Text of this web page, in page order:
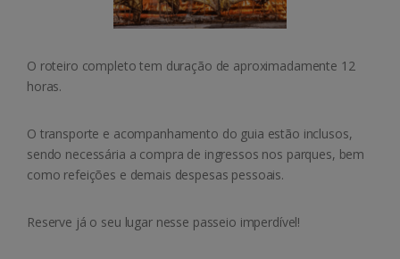
O roteiro completo tem duração de aproximadamente 12
horas.
O transporte e acompanhamento do guia estão inclusos,
sendo necessária a compra de ingressos nos parques, bem
como refeições e demais despesas pessoais.
Reserve já o seu lugar nesse passeio imperdível!